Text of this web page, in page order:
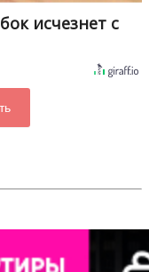
исчезнет с